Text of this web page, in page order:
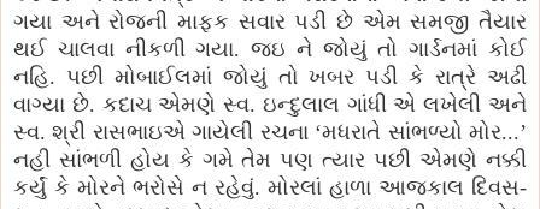
ગયા અને રોજની માફક સવાર પડી છે એમ સમજી તૈયાર
થઈ ચાલવા નીકળી ગયા.જઇ ને જોયું તો ગાર્ડનમાં કોઈ
નહિ. પછી મોબાઈલમાં જોયું તો ખબર પડી કે રાત્રે અઢી
વાગ્યા છે. કદાચ એમણે સ્વ. ઇન્દુલાલ ગાંધી એ લખેલી અને
સ્વ. શ્રી રાસભાઇએ ગાયેલી રચના ‘મધરાતે સાંભળ્યો મોર...’
નહી સાંભળી હોય કે ગમે તેમ પણ ત્યાર પછી એમણે નક્કી
કર્યું કે મોરને ભરોસે ન રહેવું. મોરલાં હાળા આજકાલ દિવસ-